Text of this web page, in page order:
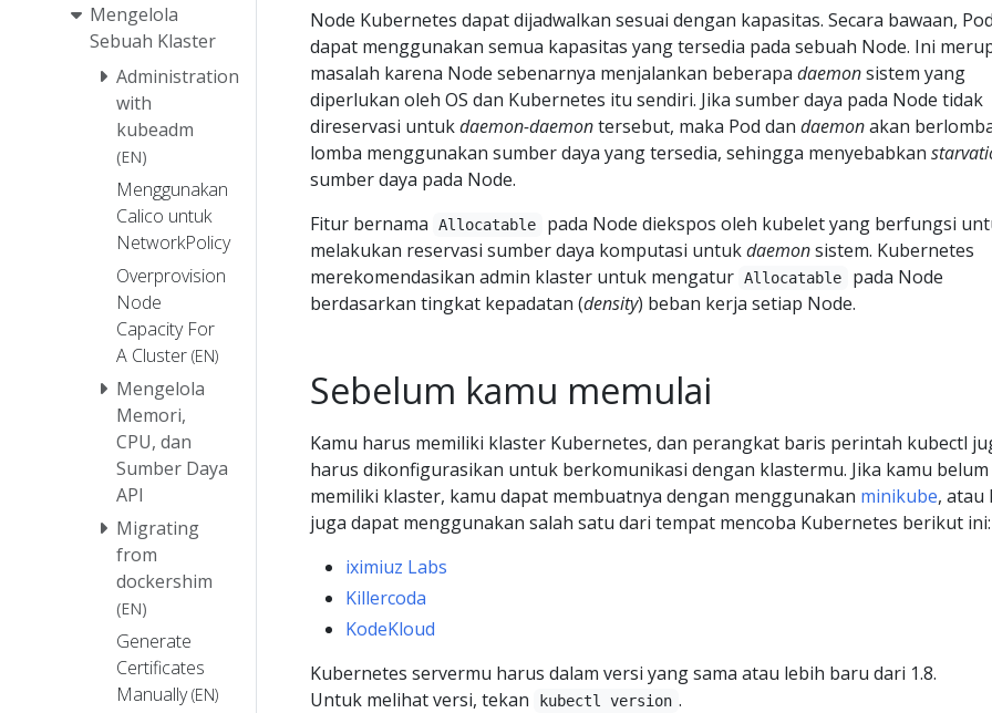
Mengelola
Sebuah Klaster
Administration
with
kubeadm
(EN)
Menggunakan
Calico untuk
NetworkPolicy
Overprovision
Node
Capacity For
A Cluster (EN)
Mengelola
Memori,
CPU, dan
Sumber Daya
API
Migrating
from
dockershim
(EN)
Generate
Certificates
Manually (EN)
Node Kubernetes dapat dijadwalkan sesuai dengan kapasitas. Secara bawaan, Pod
dapat menggunakan semua kapasitas yang tersedia pada sebuah Node. Ini
masalah karena Node sebenarnya menjalankan beberapa daemonsistem yang
diperlukan oleh OS dan Kubernetes itu sendiri. Jika sumber daya pada Node tidak
direservasi untukdaemon-daemontersebut, maka Pod dan daemonakan
lomba menggunakan sumber daya yang tersedia, sehingga menyebabkan
sumber daya pada Node.
Fitur bernama
Allocatable
pada Node diekspos oleh kubelet yang berfungsi
melakukan reservasi sumber daya komputasi untukdaemonsistem. Kubernetes
merekomendasikan admin klaster untuk mengatur Allocatable
pada Node
berdasarkan tingkat kepadatan (density) beban kerja setiap Node.
Sebelum kamu memulai
Kamu harus memiliki klaster Kubernetes, dan perangkat baris perintah kubectl
harus dikonfigurasikan untuk berkomunikasi dengan klastermu. Jika kamu belum
memiliki klaster, kamu dapat membuatnya dengan menggunakan minikube, atau
juga dapat menggunakan salah satu dari tempat mencoba Kubernetes berikut ini:
iximiuz Labs
Killercoda
KodeKloud
Kubernetes servermu harus dalam versi yang sama atau lebih baru dari 1.8.
Untuk melihat versi, tekan
kubectl version .